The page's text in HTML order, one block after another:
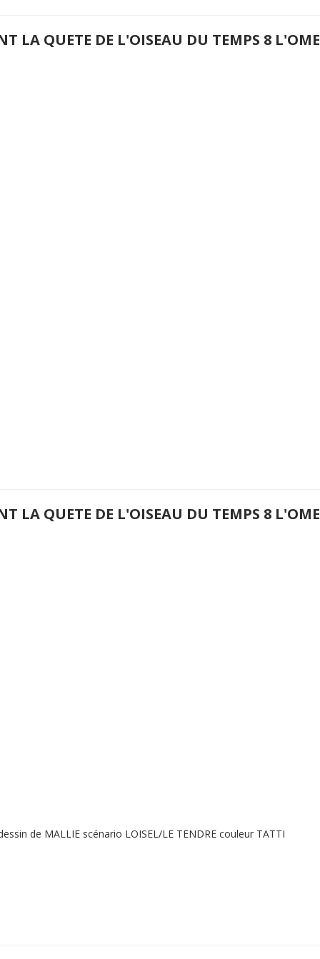
LA QUETE DE L'OISEAU DU TEMPS 8
LA QUETE DE L'OISEAU DU TEMPS 8
de MALLIE scénario LOISEL/LE TENDRE couleur TATTI